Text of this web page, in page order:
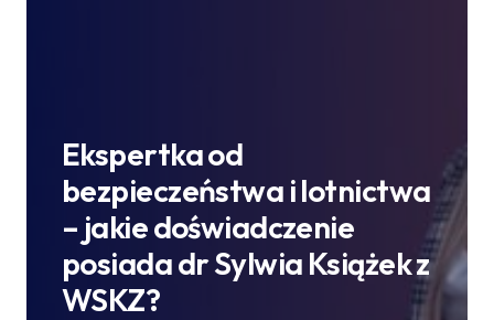
Ekspertka od
bezpieczeństwa i lotnictwa
– jakie doświadczenie
posiada dr Sylwia Książek z
WSKZ?